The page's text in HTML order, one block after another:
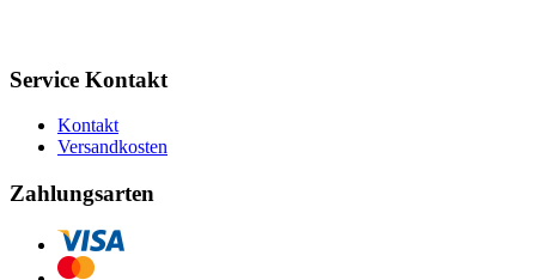
Service Kontakt
Kontakt
Versandkosten
Zahlungsarten